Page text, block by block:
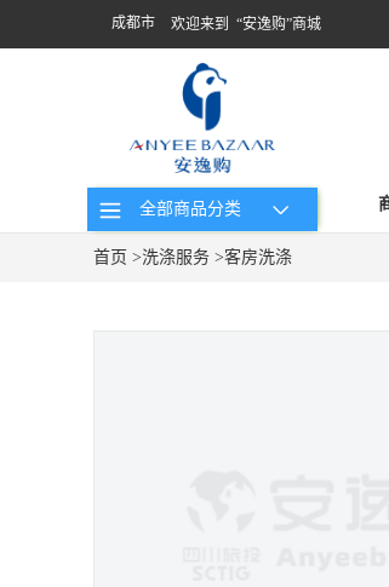
成都市 欢迎来到 “安逸购”商城
全部商品分类
首页 >洗涤服务 >客房洗涤